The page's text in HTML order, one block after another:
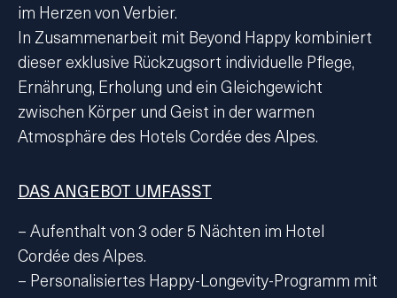
im Herzen von Verbier.
In Zusammenarbeit mit Beyond Happy kombiniert
dieser exklusive Rückzugsort individuelle Pflege,
Ernährung, Erholung und ein Gleichgewicht
zwischen Körper und Geist in der warmen
Atmosphäre des Hotels Cordée des Alpes.
DAS ANGEBOT UMFASST
– Aufenthalt von 3 oder 5 Nächten im Hotel
Cordée des Alpes.
– Personalisiertes Happy-Longevity-Programm mit